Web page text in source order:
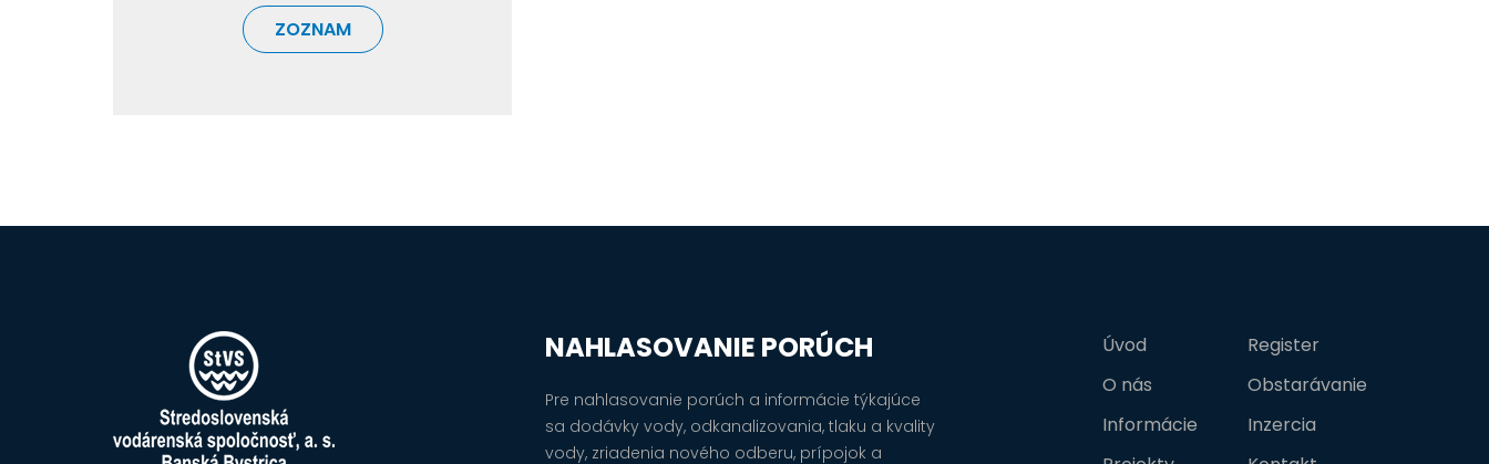
ZOZNAM
NAHLASOVANIE PORÚCH
Pre nahlasovanie porúch a informácie týkajúce
sa dodávky vody, odkanalizovania, tlaku a kvality
vody, zriadenia nového odberu, prípojok a
Úvod
O nás
Informácie
Register
Obstarávanie
Inzercia